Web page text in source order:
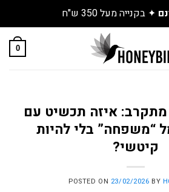
שנחתו באתר
0
איזה תכשיט עם
“משפחה” בלי להיות
קיטשי?
POSTED ON 23/02/2026 BY